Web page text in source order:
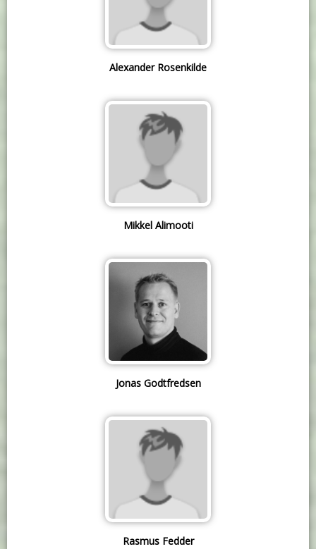
Alexander Rosenkilde
Mikkel Alimooti
Jonas Godtfredsen
Rasmus Fedder